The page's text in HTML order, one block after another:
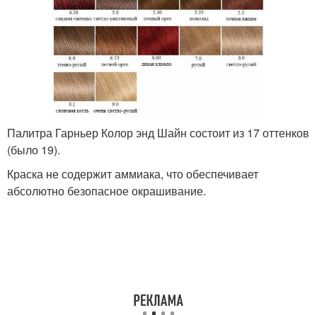
Палитра Гарньер Колор энд Шайн состоит из 17 оттенков
(было 19).
Краска не содержит аммиака, что обеспечивает
абсолютно безопасное окрашивание.